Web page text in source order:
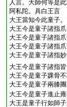
人言。大師何等是
阿私陀。具白王言
大王當知今此童子
大王今是童子諸指
大王今是童子諸指
大王今是童子諸指
大王今是童子諸指
大王今是童子諸指皆
大王今是童子踝骨
大王今是童子兩膝
大王今是童子進止
大王是童子行如師